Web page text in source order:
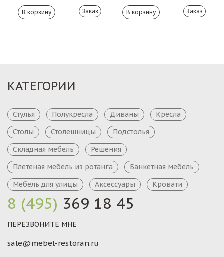
Заказ Заказ
8 (495) 369 18 45
ПЕРЕЗВОНИТЕ МНЕ
sale@mebel-restoran.ru
КАТЕГОРИИ
Стулья Полукресла Диваны
Кресла
Столы
Столешницы
Подстолья
Складная мебель
Решения
Плетеная мебель из ротанга
Банкетная мебель
Мебель для улицы
Аксессуары Кровати